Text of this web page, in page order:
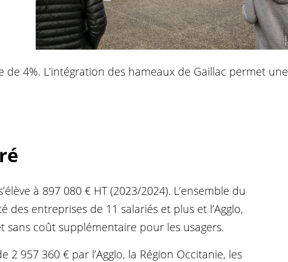
de 4%. L’intégration des hameaux de Gaillac permet une
à 897 080 € HT (2023/2024). L’ensemble du
entreprises de 11 salariés et plus et l’Agglo,
sans coût supplémentaire pour les usagers.
957 360 € par l’Agglo, la Région Occitanie, les